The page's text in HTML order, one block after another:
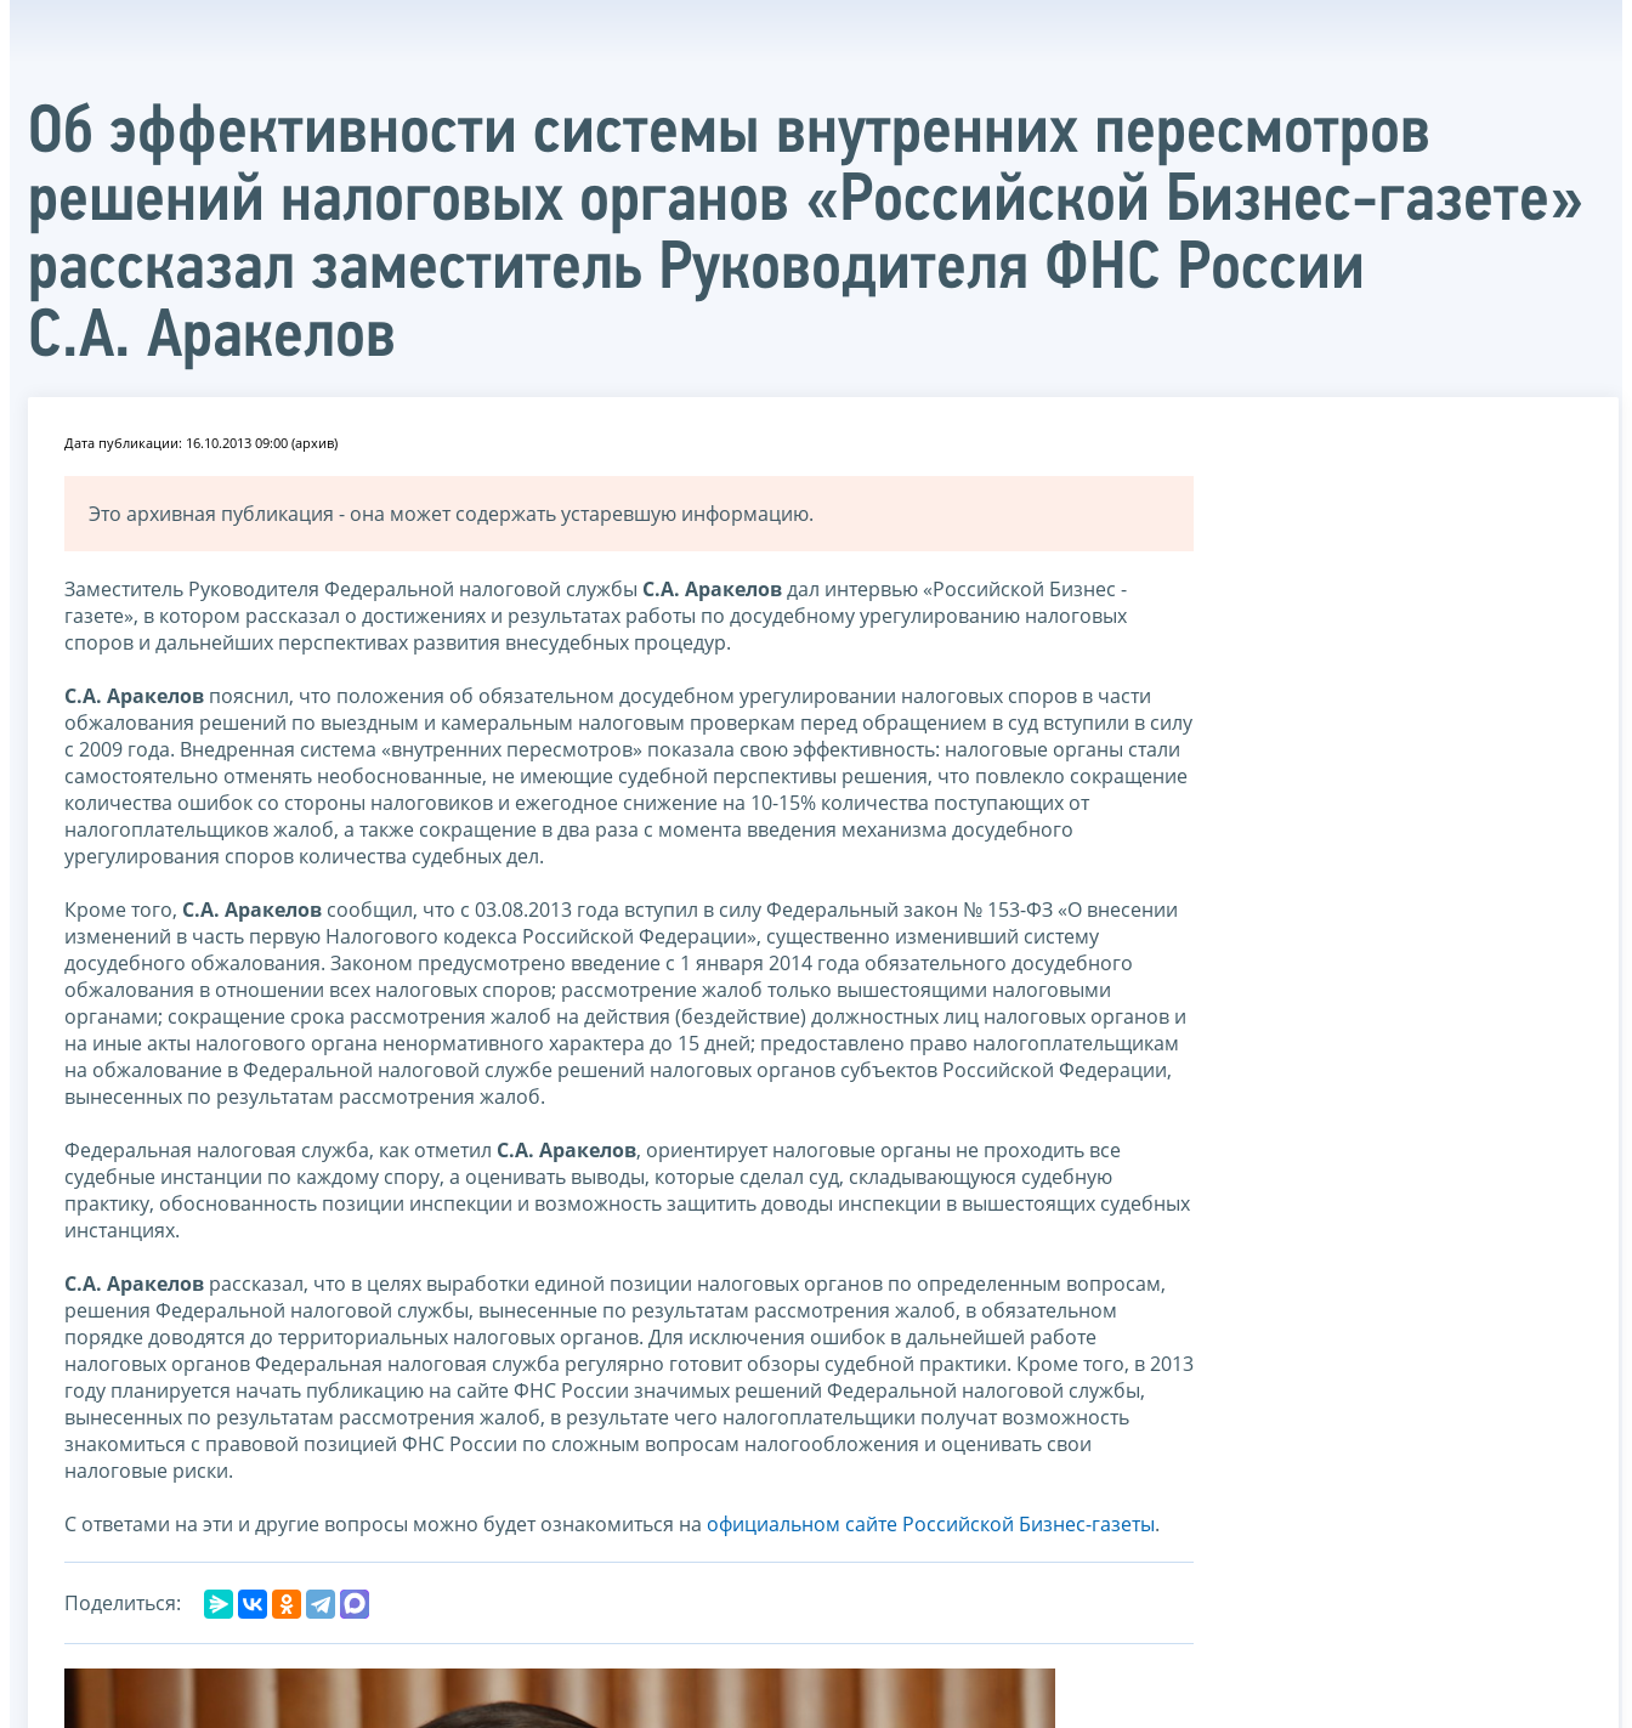
Об эффективности системы внутренних пересмотров
решений налоговых органов «Российской Бизнес-газете»
рассказал заместитель Руководителя ФНС России
С.А. Аракелов
Дата публикации: 16.10.2013 09:00 (архив)
Это архивная публикация - она может содержать устаревшую информацию.
Заместитель Руководителя Федеральной налоговой службы С.А. Аракеловдал интервью «Российской Бизнес -
газете», в котором рассказал о достижениях и результатах работы по досудебному урегулированию налоговых
споров и дальнейших перспективах развития внесудебных процедур.
С.А. Аракелов пояснил, что положения об обязательном досудебном урегулировании налоговых споров в части
обжалования решений по выездным и камеральным налоговым проверкам перед обращением в суд вступили в силу
с 2009 года. Внедренная система «внутренних пересмотров» показала свою эффективность: налоговые органы стали
самостоятельно отменять необоснованные, не имеющие судебной перспективы решения, что повлекло сокращение
количества ошибок со стороны налоговиков и ежегодное снижение на 10-15% количества поступающих от
налогоплательщиков жалоб, а также сокращение в два раза с момента введения механизма досудебного
урегулирования споров количества судебных дел.
Кроме того, С.А. Аракелов сообщил, что с 03.08.2013 года вступил в силу Федеральный закон № 153-ФЗ «О внесении
изменений в часть первую Налогового кодекса Российской Федерации», существенно изменивший систему
досудебного обжалования. Законом предусмотрено введение с 1 января 2014 года обязательного досудебного
обжалования в отношении всех налоговых споров; рассмотрение жалоб только вышестоящими налоговыми
органами; сокращение срока рассмотрения жалоб на действия (бездействие) должностных лиц налоговых органов и
на иные акты налогового органа ненормативного характера до 15 дней; предоставлено право налогоплательщикам
на обжалование в Федеральной налоговой службе решений налоговых органов субъектов Российской Федерации,
вынесенных по результатам рассмотрения жалоб.
Федеральная налоговая служба, как отметил С.А. Аракелов, ориентирует налоговые органы не проходить все
судебные инстанции по каждому спору, а оценивать выводы, которые сделал суд, складывающуюся судебную
практику, обоснованность позиции инспекции и возможность защитить доводы инспекции в вышестоящих судебных
инстанциях.
С.А. Аракелов рассказал, что в целях выработки единой позиции налоговых органов по определенным вопросам,
решения Федеральной налоговой службы, вынесенные по результатам рассмотрения жалоб, в обязательном
порядке доводятся до территориальных налоговых органов. Для исключения ошибок в дальнейшей работе
налоговых органов Федеральная налоговая служба регулярно готовит обзоры судебной практики. Кроме того, в 2013
году планируется начать публикацию на сайте ФНС России значимых решений Федеральной налоговой службы,
вынесенных по результатам рассмотрения жалоб, в результате чего налогоплательщики получат возможность
знакомиться с правовой позицией ФНС России по сложным вопросам налогообложения и оценивать свои
налоговые риски.
С ответами на эти и другие вопросы можно будет ознакомиться на официальном сайте Российской Бизнес-газеты.
Поделиться: